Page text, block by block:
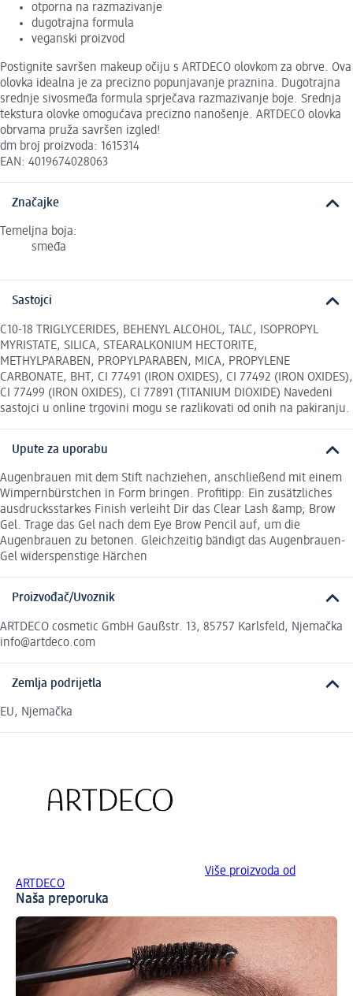
otporna na razmazivanje
dugotrajna formula
veganski proizvod
Postignite savršen makeup očiju s ARTDECO olovkom za obrve. Ova
olovka idealna je za precizno popunjavanje praznina. Dugotrajna
srednje sivosmeđa formula sprječava razmazivanje boje. Srednja
tekstura olovke omogućava precizno nanošenje. ARTDECO olovka
obrvama pruža savršen izgled!
dm broj proizvoda: 1615314
EAN: 4019674028063
Značajke
Temeljna boja:
smeđa
Sastojci
C10-18 TRIGLYCERIDES, BEHENYL ALCOHOL, TALC, ISOPROPYL
MYRISTATE, SILICA, STEARALKONIUM HECTORITE,
METHYLPARABEN, PROPYLPARABEN, MICA, PROPYLENE
CARBONATE, BHT, CI 77491 (IRON OXIDES), CI 77492 (IRON OXIDES),
CI 77499 (IRON OXIDES), CI 77891 (TITANIUM DIOXIDE) Navedeni
sastojci u online trgovini mogu se razlikovati od onih na pakiranju.
Upute za uporabu
Augenbrauen mit dem Stift nachziehen, anschließend mit einem
Wimpernbürstchen in Form bringen. Profitipp: Ein zusätzliches
ausdrucksstarkes Finish verleiht Dir das Clear Lash &amp; Brow
Gel. Trage das Gel nach dem Eye Brow Pencil auf, um die
Augenbrauen zu betonen. Gleichzeitig bändigt das Augenbrauen-
Gel widerspenstige Härchen
Proizvođač/Uvoznik
ARTDECO cosmetic GmbH Gaußstr. 13, 85757 Karlsfeld, Njemačka
info@artdeco.com
Zemlja podrijetla
EU, Njemačka
Više proizvoda od
ARTDECO
Naša preporuka